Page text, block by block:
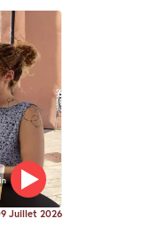
Juillet 2026